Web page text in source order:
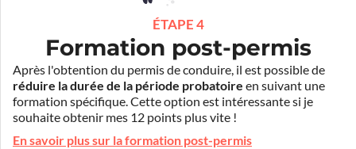
ÉTAPE 4
Formation post-permis
Après l'obtention du permis de conduire, il est possible de
réduire la durée de la période probatoire en suivant une
formation spécifique. Cette option est intéressante si je
souhaite obtenir mes 12 points plus vite !
En savoir plus sur la formation post-permis